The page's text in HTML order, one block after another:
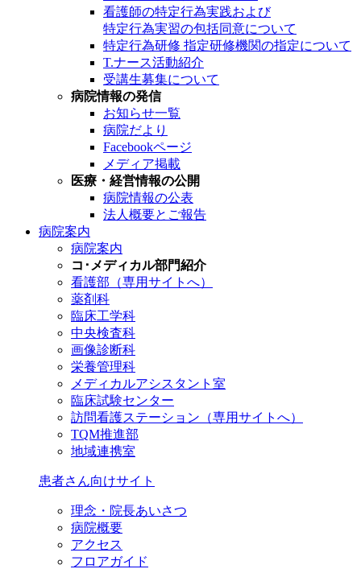
看護師の特定行為実践および
特定行為実習の包括同意について
特定行為研修 指定研修機関の指定について
T.ナース活動紹介
受講生募集について
病院情報の発信
お知らせ一覧
病院だより
Facebookページ
メディア掲載
医療・経営情報の公開
病院情報の公表
法人概要とご報告
病院案内
病院案内
コ･メディカル部門紹介
看護部（専用サイトへ）
薬剤科
臨床工学科
中央検査科
画像診断科
栄養管理科
メディカルアシスタント室
臨床試験センター
訪問看護ステーション（専用サイトへ）
TQM推進部
地域連携室
患者さん向けサイト
理念・院長あいさつ
病院概要
アクセス
フロアガイド